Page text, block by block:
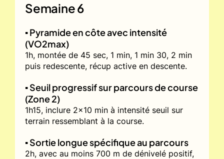
Semaine 6
▪️ Pyramide en côte avec intensité
(VO2max)
1h, montée de 45 sec, 1 min, 1 min 30, 2 min
puis redescente, récup active en descente.
▪️ Seuil progressif sur parcours de course
(Zone 2)
1h15, inclure 2x10 min à intensité seuil sur
terrain ressemblant à la course.
▪️ Sortie longue spécifique au parcours
2h, avec au moins 700 m de dénivelé positif,